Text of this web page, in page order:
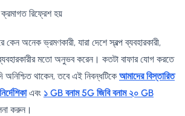
ক্রমাগত রিফ্রেশ হয়
কেন অনেক ভ্রমণকারী, যারা দেশে স্বল্প ব্যবহারকারী,
ব্যবহারকারীর মতো অনুভব করেন। কতটা বাফার যোগ করতে
অনিশ্চিত থাকেন, তবে এই নিবন্ধটিকে আমাদের বিস্তারিত
এবং ১ GB বনাম 5G জিবি বনাম ২০ GB
করুন।